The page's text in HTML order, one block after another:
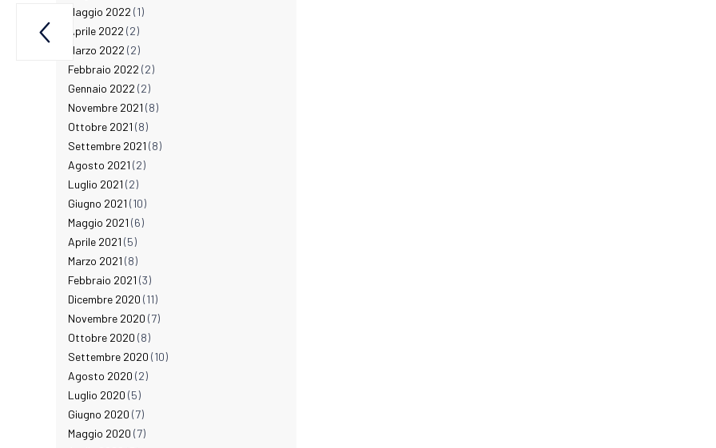
Maggio 2022 (1)
Aprile 2022 (2)
Marzo 2022 (2)
Febbraio 2022 (2)
Gennaio 2022 (2)
Novembre 2021 (8)
Ottobre 2021 (8)
Settembre 2021 (8)
Agosto 2021 (2)
Luglio 2021 (2)
Giugno 2021 (10)
Maggio 2021 (6)
Aprile 2021 (5)
Marzo 2021 (8)
Febbraio 2021 (3)
Dicembre 2020 (11)
Novembre 2020 (7)
Ottobre 2020 (8)
Settembre 2020 (10)
Agosto 2020 (2)
Luglio 2020 (5)
Giugno 2020 (7)
Maggio 2020 (7)
